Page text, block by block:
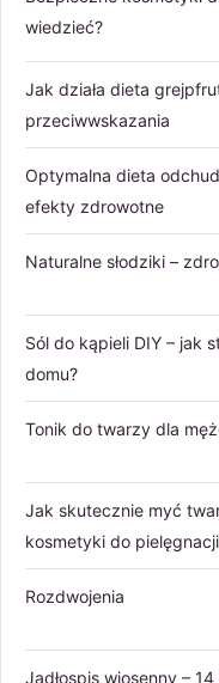
wiedzieć?
Jak działa dieta
przeciwwskazania
Optymalna dieta
efekty zdrowotne
Naturalne słodziki –
Sól do kąpieli DIY – jak
domu?
Tonik do twarzy dla
Jak skutecznie myć
kosmetyki do pielęgnacji
Rozdwojenia
Jadłospis wiosenny –